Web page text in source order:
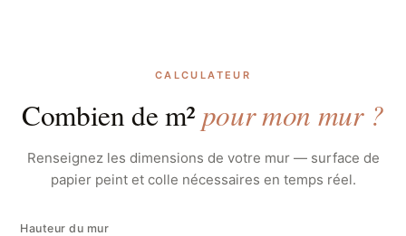
CALCULATEUR
Combien de m²pour mon mur ?
Renseignez les dimensions de votre mur — surface de
papier peint et colle nécessaires en temps réel.
Hauteur du mur